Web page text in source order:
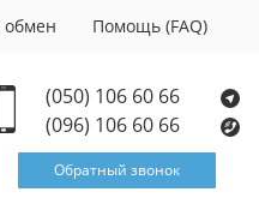
обмен Помощь (FAQ)
(050) 106 60 66
(096) 106 60 66
Обратный звонок